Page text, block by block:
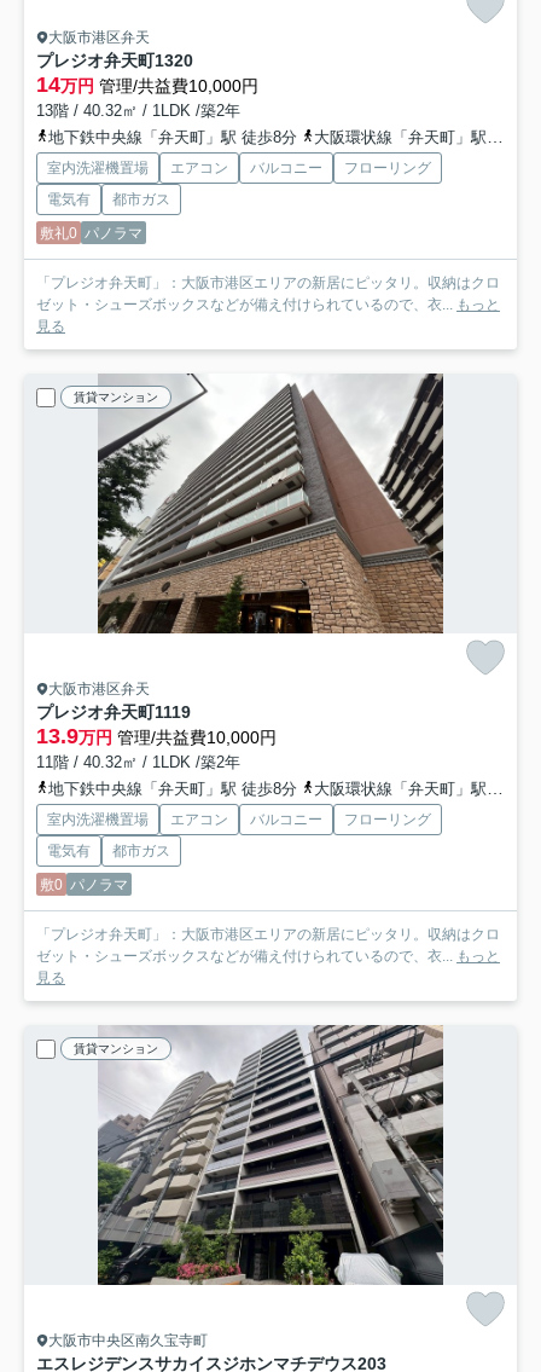
大阪市港区弁天
プレジオ弁天町1320
14万円 管理/共益費10,000円
13階 / 40.32㎡ / 1LDK /築2年
地下鉄中央線「弁天町」駅 徒歩8分
大阪環状線「弁天町」駅 徒歩10分
室内洗濯機置場 エアコン バルコニー
フローリング
電気有
都市ガス
敷礼0 パノラマ
「プレジオ弁天町」：大阪市港区エリアの新居にピッタリ。収納はクロ
ゼット・シューズボックスなどが備え付けられているので、衣...
もっと
見る
賃貸マンション
大阪市港区弁天
プレジオ弁天町1119
13.9万円 管理/共益費10,000円
11階 / 40.32㎡ / 1LDK /築2年
地下鉄中央線「弁天町」駅 徒歩8分
大阪環状線「弁天町」駅 徒歩10分
室内洗濯機置場 エアコン バルコニー
フローリング
電気有
都市ガス
敷0 パノラマ
「プレジオ弁天町」：大阪市港区エリアの新居にピッタリ。収納はクロ
ゼット・シューズボックスなどが備え付けられているので、衣...
もっと
見る
賃貸マンション
大阪市中央区南久宝寺町
エスレジデンスサカイスジホンマチデウス203